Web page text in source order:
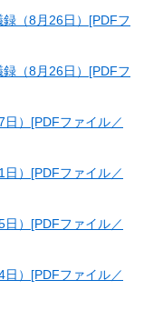
（8月26日）[PDFフ
（8月26日）[PDFフ
）[PDFファイル／
）[PDFファイル／
）[PDFファイル／
）[PDFファイル／